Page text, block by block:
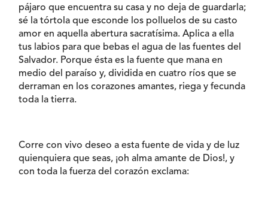
pájaro que encuentra su casa y no deja de guardarla;
sé la tórtola que esconde los polluelos de su casto
amor en aquella abertura sacratísima. Aplica a ella
tus labios para que bebas el agua de las fuentes del
Salvador. Porque ésta es la fuente que mana en
medio del paraíso y, dividida en cuatro ríos que se
derraman en los corazones amantes, riega y fecunda
toda la tierra.
Corre con vivo deseo a esta fuente de vida y de luz
quienquiera que seas, ¡oh alma amante de Dios!, y
con toda la fuerza del corazón exclama: